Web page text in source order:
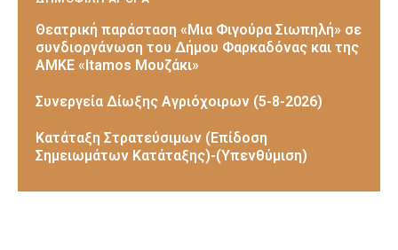
Θεατρική παράσταση «Μια Φιγούρα Σιωπηλή» σε
συνδιοργάνωση του Δήμου Φαρκαδόνας και της
ΑΜΚΕ «Itamos Μουζάκι»
Συνεργεία Δίωξης Αγριόχοιρων (5-8-2026)
Κατάταξη Στρατεύσιμων (Επίδοση
Σημειωμάτων Κατάταξης)-(Υπενθύμιση)